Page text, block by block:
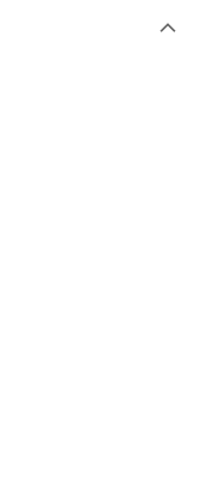
方式。 讓您購物簡單
至「AFTEE先享後付」
帳。
完成。
需要取消訂單，請聯絡